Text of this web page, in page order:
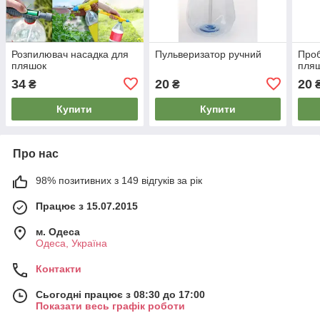
Розпилювач насадка для
пляшок
34 ₴
Купити
Пульверизатор ручний
20₴
Купити
20
Про нас
98% позитивних з 149 відгуків за рік
Працює з 15.07.2015
м. Одеса
Одеса, Україна
Контакти
Сьогодні працює з 08:30 до 17:00
Показати весь графік роботи